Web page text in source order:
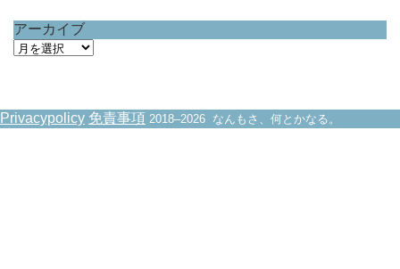
アーカイブ
ア
ブ
Privacypolicy 免責事項 2018–2026 なんもさ、何とかなる。